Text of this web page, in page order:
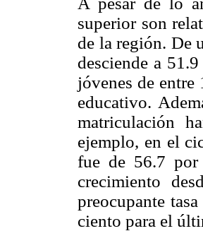
superior son
de la región. De
desciende a
jóvenes de entre
educativo.
matriculación
ejemplo, en el
fue de 56.7
crecimiento
preocupante
ciento para el